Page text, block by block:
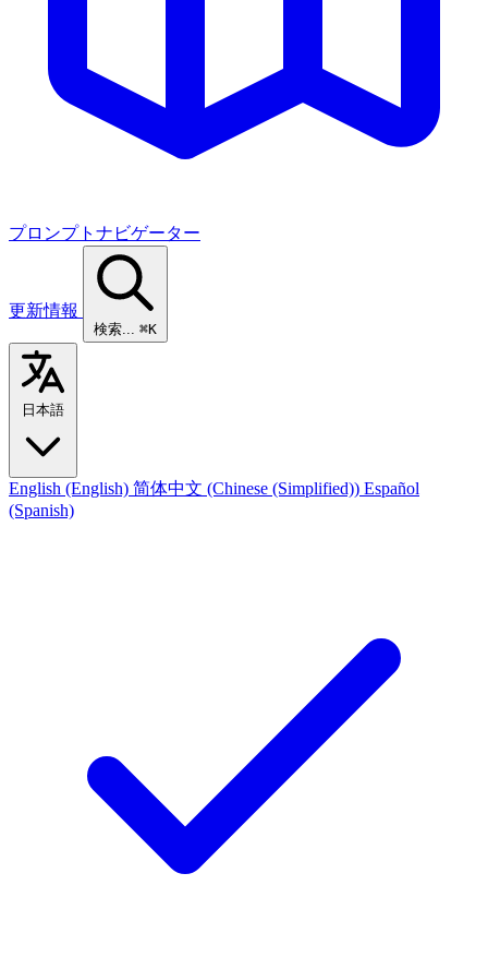
プロンプトナビゲーター
更新情報
検索... ⌘K
日本語
English (English) 简体中文 (Chinese (Simplified)) Español
(Spanish)